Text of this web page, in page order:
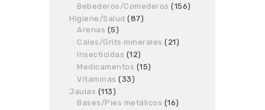
products
Bebederos/Comederos 156156
Higiene/Salud 8787
Arenas 55
products
Cales/Grits minerales 2121
Insecticidas 1212
products
Medicamentos 1515
Vitaminas 3333
Jaulas 113113
products
Bases/Pies metálicos 1616